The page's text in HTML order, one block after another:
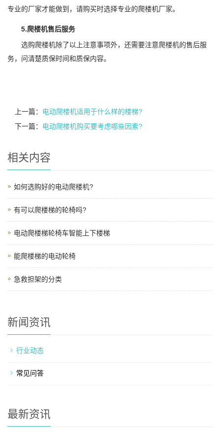
专业的厂家才能做到，请购买时选择专业的爬楼机厂家。
5.爬楼机售后服务
选购爬楼机除了以上注意事项外，还需要注意爬楼机的售后服
务，问清楚质保时间和质保内容。
上一篇： 电动爬楼机适用于什么样的楼梯?
下一篇： 电动爬楼机购买要考虑哪些因素?
相关内容
如何选购好的电动爬楼机?
有可以爬楼梯的轮椅吗?
电动爬楼梯轮椅车智能上下楼梯
能爬楼梯的电动轮椅
急救担架的分类
新闻资讯
行业动态
常见问答
最新资讯